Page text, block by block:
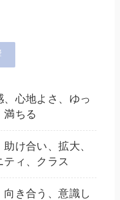
心地よさ、ゆっ
満ちる
け合い、拡大、
ィ、クラス
き合う、意識し